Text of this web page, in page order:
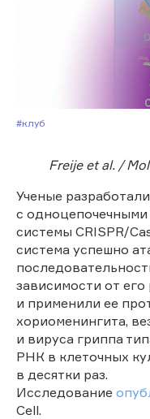
#Клуб
Freije et al. /
Ученые
с
системы CRISPR/
система успешно
зависимости от
и применили ее
хориоменингита,
и вируса гриппа
РНК в клеточных
в десятки раз.
Исследование
Cell.